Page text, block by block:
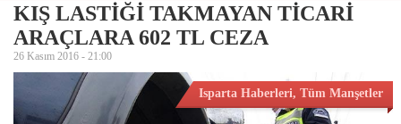
KIŞ LASTİĞİ TAKMAYAN TİCARİ
ARAÇLARA 602 TL CEZA
26 Kasım 2016 - 21:00
Isparta Haberleri, Tüm Manşetler